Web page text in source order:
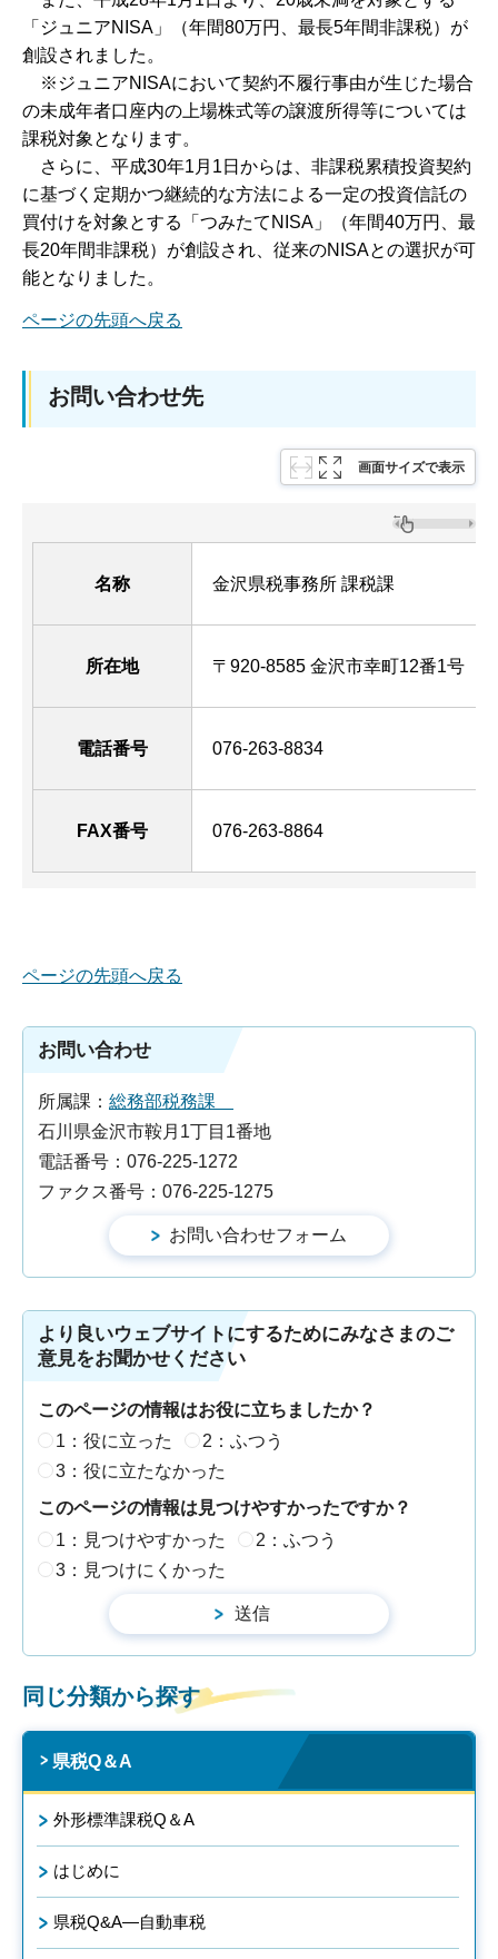
「ジュニアNISA」（年間80万円、最長5年間非課税）が
創設されました。
※ジュニアNISAにおいて契約不履行事由が生じた場合
の未成年者口座内の上場株式等の譲渡所得等については
課税対象となります。
さらに、平成30年1月1日からは、非課税累積投資契約
に基づく定期かつ継続的な方法による一定の投資信託の
買付けを対象とする「つみたてNISA」（年間40万円、最
長20年間非課税）が創設され、従来のNISAとの選択が可
能となりました。
ページの先頭へ戻る
お問い合わせ先
画面サイズで表示
名称 金沢県税事務所 課税課
所在地 〒920-8585 金沢市幸町12番1号 （
電話番号 076-263-8834
FAX番号 076-263-8864
ページの先頭へ戻る
お問い合わせ
所属課： 総務部税務課
石川県金沢市鞍月1丁目1番地
電話番号：076-225-1272
ファクス番号：076-225-1275
より良いウェブサイトにするためにみなさまのご
意見をお聞かせください
このページの情報はお役に立ちましたか？
1：役に立った
2：ふつう
3：役に立たなかった
このページの情報は見つけやすかったですか？
1：見つけやすかった
2：ふつう
3：見つけにくかった
同じ分類から探す
県税Q＆A
外形標準課税Q＆A
はじめに
県税Q&A―自動車税